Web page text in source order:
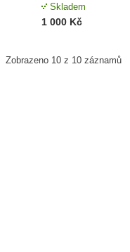
Skladem
1 000 Kč
Zobrazeno 10 z 10 záznamů